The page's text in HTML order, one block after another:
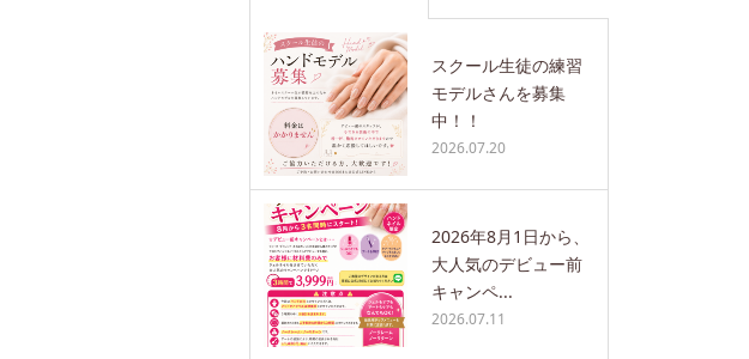
スクール生徒の練習
モデルさんを募集
中！！
2026.07.20
2026年8月1日から、
大人気のデビュー前
キャンペ...
2026.07.11